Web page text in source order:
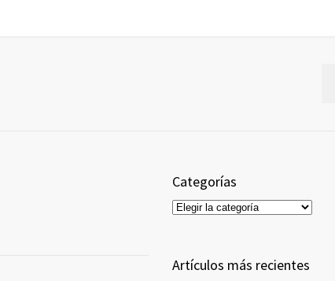
Categorías
Categorías
Artículos más recientes